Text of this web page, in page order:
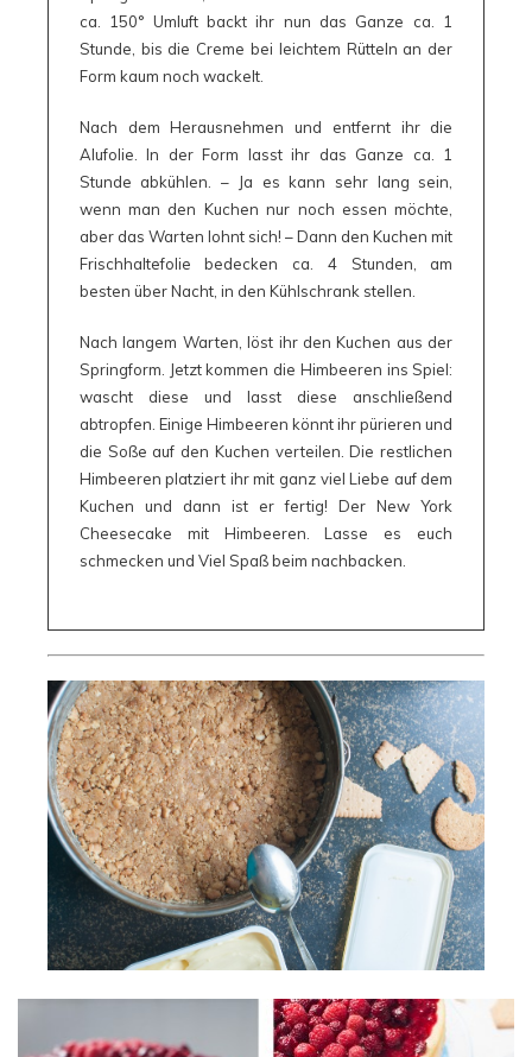
ca. 150° Umluft backt ihr nun das Ganze ca. 1
Stunde, bis die Creme bei leichtem Rütteln an der
Form kaum noch wackelt.
Nach dem Herausnehmen und entfernt ihr die
Alufolie. In der Form lasst ihr das Ganze ca. 1
Stunde abkühlen. – Ja es kann sehr lang sein,
wenn man den Kuchen nur noch essen möchte,
aber das Warten lohnt sich! – Dann den Kuchen mit
Frischhaltefolie bedecken ca. 4 Stunden, am
besten über Nacht, in den Kühlschrank stellen.
Nach langem Warten, löst ihr den Kuchen aus der
Springform. Jetzt kommen die Himbeeren ins Spiel:
wascht diese und lasst diese anschließend
abtropfen. Einige Himbeeren könnt ihr pürieren und
die Soße auf den Kuchen verteilen. Die restlichen
Himbeeren platziert ihr mit ganz viel Liebe auf dem
Kuchen und dann ist er fertig! Der New York
Cheesecake mit Himbeeren. Lasse es euch
schmecken und Viel Spaß beim nachbacken.